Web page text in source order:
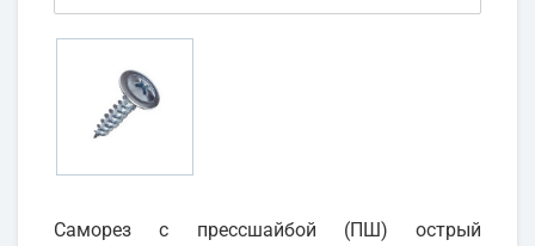
Саморез с прессшайбой (ПШ) острый